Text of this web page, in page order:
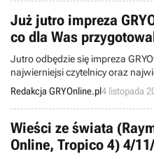
Już jutro impreza
co dla Was
Jutro odbędzie się impreza
najwierniejsi czytelnicy oraz
co dla Was przygotowaliśmy.
Redakcja GRYOnline.pl4 listopada
Wieści ze świata
Online, Tropico 4) 4/